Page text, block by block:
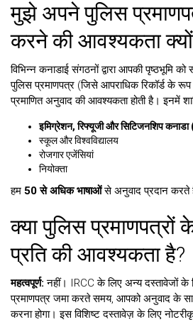
मुझे अपने पुलिस
करने की आवश्यकता
विभिन्न कनाडाई संगठनों द्वारा आपकी पृष्ठभूमि
पुलिस प्रमाणपत्र (जिसे आपराधिक रिकॉर्ड के
प्रमाणित अनुवाद की आवश्यकता होती है। इनमें
इमिग्रेशन, रिफ्यूजी और सिटिजनशिप
स्कूल और विश्वविद्यालय
रोजगार एजेंसियां
नियोक्ता
हम 50 से अधिक भाषाओंसे अनुवाद प्रदान करते
क्या पुलिस प्रमाणपत्रों
प्रति की आवश्यकता है?
महत्वपूर्ण: नहीं। IRCC के लिए अन्य दस्तावेजों के
प्रमाणपत्र जमा करते समय, आपको अनुवाद के
करना होगा। इस विशिष्ट दस्तावेज़ के लिए